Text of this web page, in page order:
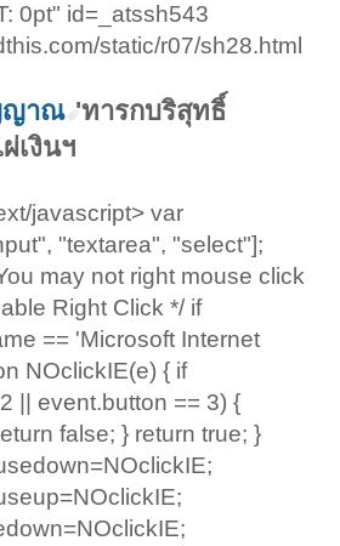
0pt" id=_atssh543
static/r07/sh28.html
าณ 'ทารกบริสุทธิ์
เงินฯ
javascript> var
"textarea", "select"];
may not right mouse click
Right Click */ if
== 'Microsoft Internet
NOclickIE(e) { if
|| event.button == 3) {
false; } return true; }